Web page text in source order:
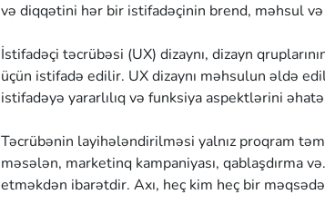
və diqqətini hər bir istifadəçinin brend, məhsul
İstifadəçi təcrübəsi (UX) dizaynı, dizayn
üçün istifadə edilir. UX dizaynı məhsulun əldə
istifadəyə yararlılıq və funksiya aspektlərini
Təcrübənin layihələndirilməsi yalnız proqram
məsələn, marketinq kampaniyası, qablaşdırma
etməkdən ibarətdir. Axı, heç kim heç bir